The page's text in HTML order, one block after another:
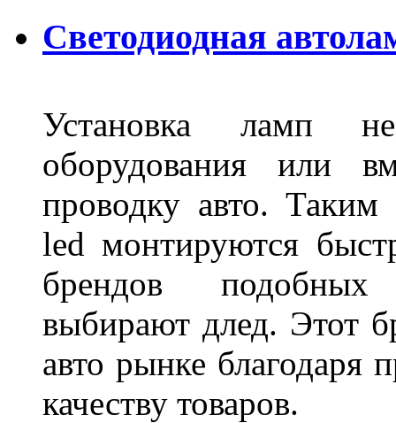
Светодиодная
Установка ламп не
оборудования или
проводку авто.
led монтируются
брендов подобных
выбирают длед. Этот
авто рынке
качеству товаров.